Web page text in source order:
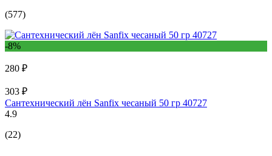
(577)
-8%
280 ₽
303 ₽
Сантехнический лён Sanfix чесаный 50 гр 40727
4.9
(22)